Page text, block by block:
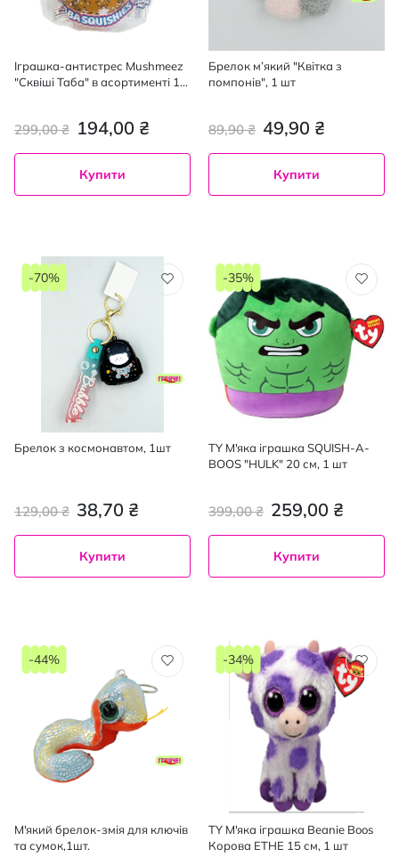
Іграшка-антистрес Mushmeez
"Сквіші Taбa" в асортименті 1
194,00 ₴
299,00 ₴
Купити
Брелок м’який "Квітка з
помпонів", 1 шт
49,90 ₴
89,90 ₴
Купити
Брелок з космонавтом, 1шт
38,70 ₴
129,00 ₴
-70%
Купити
TY М'яка іграшка SQUISH-A-
BOOS "HULK" 20 см, 1 шт
259,00 ₴
399,00 ₴
-35%
Купити
М'який брелок-змія для ключів
та сумок,1шт.
-44%
TY М'яка іграшка Beanie Boos
Корова ETHE 15 см, 1 шт
-34%